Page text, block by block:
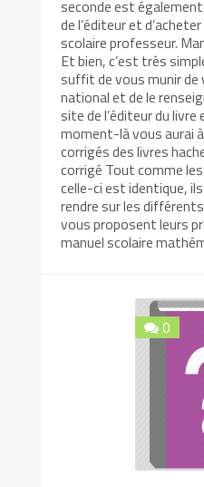
seconde est
de l’éditeur et
scolaire professeur.
Et bien, c’est très
suffit de vous munir
national et de le
site de l’éditeur du livre
moment-là vous aurai
corrigés des livres
corrigé Tout comme
celle-ci est identique,
rendre sur les
vous proposent leurs
manuel scolaire
0